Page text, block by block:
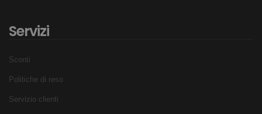
Servizi
Sconti
Politiche di reso
Servizio clienti